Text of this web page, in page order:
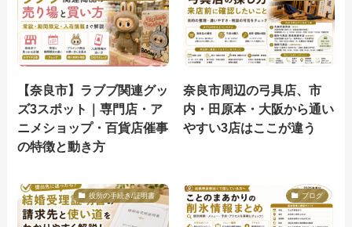
【奈良市】ラブブ関連グッ
ズ3スポット｜専門店・ア
ニメショップ・百貨店催事
の特徴と動き方
奈良市周辺の弓具店、市
内・田原本・大阪から通い
やすい3店はここが違う
役所の手続き/証明書 ブログ